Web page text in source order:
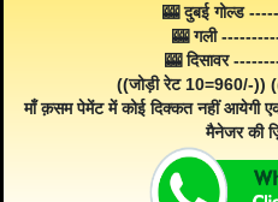
🎰 दुबई गोल्ड
🎰 गली
🎰 दिसावर
((जोड़ी रेट 10=960/-))
माँ क़सम पेमेंट में कोई दिक्कत नहीं आयेगी
मैनेजर की